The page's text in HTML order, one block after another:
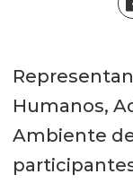
Humanos,
Ambiente